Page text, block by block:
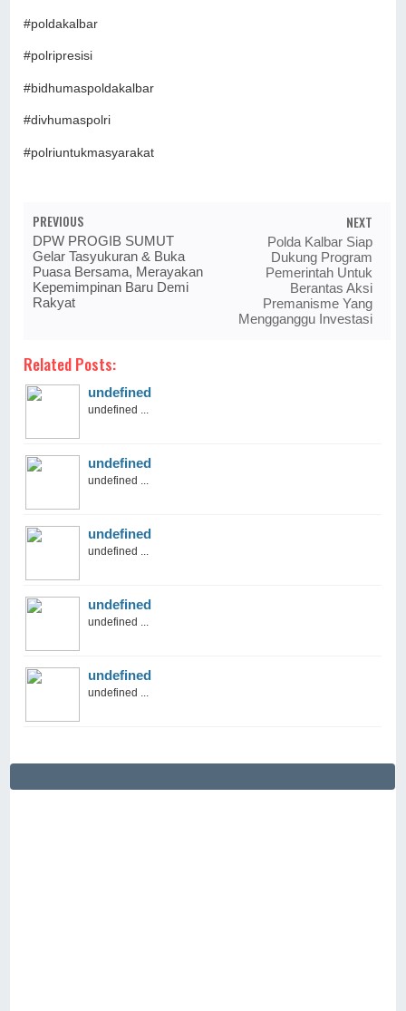
#poldakalbar
#polripresisi
#bidhumaspoldakalbar
#divhumaspolri
#polriuntukmasyarakat
PREVIOUS
DPW PROGIB SUMUT
Gelar Tasyukuran & Buka
Puasa Bersama, Merayakan
Kepemimpinan Baru Demi
Rakyat
NEXT
Polda Kalbar Siap
Dukung Program
Pemerintah Untuk
Berantas Aksi
Premanisme Yang
Mengganggu Investasi
Related Posts:
undefined
undefined ...
undefined
undefined ...
undefined
undefined ...
undefined
undefined ...
undefined
undefined ...